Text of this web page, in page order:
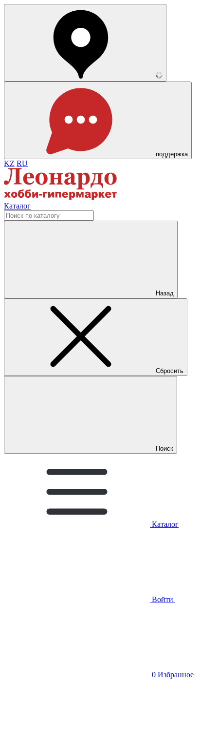
поддержка
KZ RU
Каталог
Назад
Сбросить
Поиск
Каталог
Войти
0 Избранное